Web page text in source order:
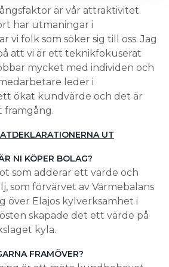
är vår attraktivitet.
har utmaningar i
vi folk som söker sig till oss. Jag
att vi är ett teknikfokuserat
mycket med individen och
leder i
ökat kundvärde och det är
framgång.
UT
NI KÖPER BOLAG?
som adderar ett värde och
som förvärvet av Värmebalans
över Elajos kylverksamhet i
skapade det ett värde på
kyla.
FRAM­ÖVER?